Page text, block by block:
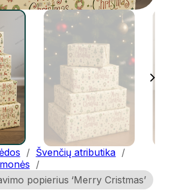
/ Švenčių atributika /
/
popierius ‘Merry Cristmas’